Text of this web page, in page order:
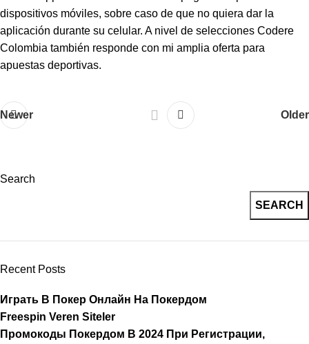
dispositivos móviles, sobre caso de que no quiera dar la
aplicación durante su celular. A nivel de selecciones Codere
Colombia también responde con mi amplia oferta para
apuestas deportivas.
Newer Older
Search
SEARCH
Recent Posts
Играть В Покер Онлайн На Покердом
Freespin Veren Siteler
Промокоды Покердом В 2024 При Регистрации,